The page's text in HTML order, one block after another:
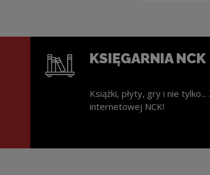
KSIĘGARNIA NCK
Książki, płyty, gry i nie
internetowej NCK!